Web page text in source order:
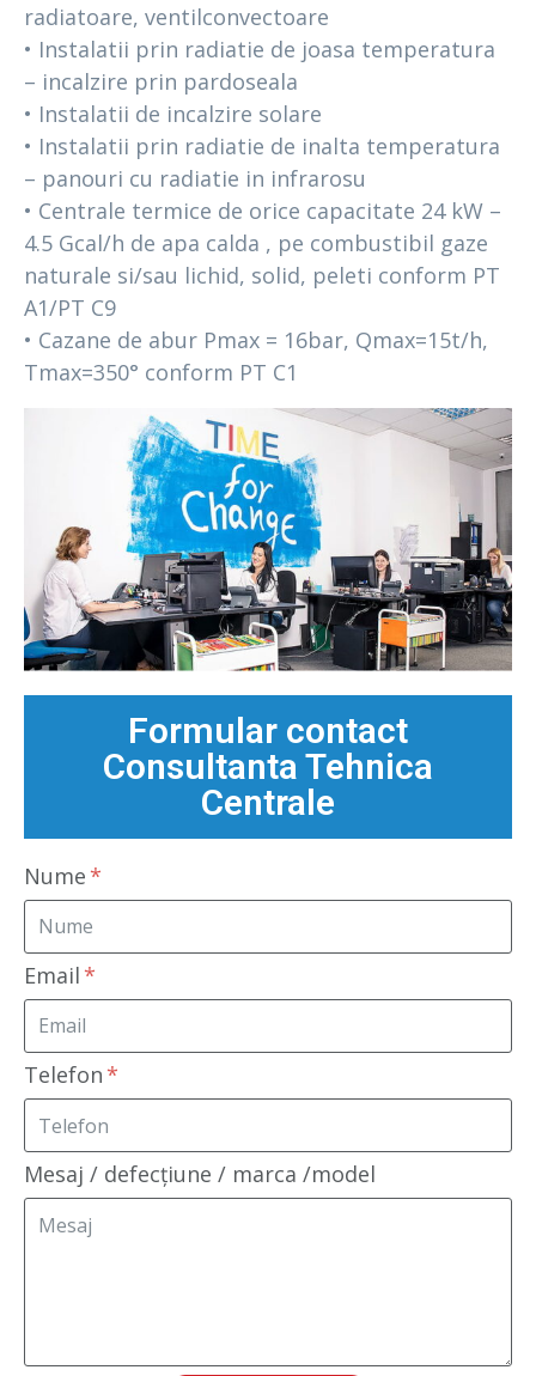
radiatoare, ventilconvectoare
• Instalatii prin radiatie de joasa temperatura
– incalzire prin pardoseala
• Instalatii de incalzire solare
• Instalatii prin radiatie de inalta temperatura
– panouri cu radiatie in infrarosu
• Centrale termice de orice capacitate 24 kW –
4.5 Gcal/h de apa calda , pe combustibil gaze
naturale si/sau lichid, solid, peleti conform PT
A1/PT C9
• Cazane de abur Pmax = 16bar, Qmax=15t/h,
Tmax=350° conform PT C1
Formular contact
Consultanta Tehnica
Centrale
Nume
Email
Telefon
Mesaj / defecțiune / marca /model